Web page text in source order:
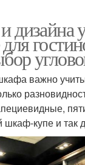
дизайна
важно
шкаф-купе и так